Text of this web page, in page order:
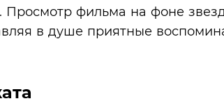
фильма на фоне
в душе приятные